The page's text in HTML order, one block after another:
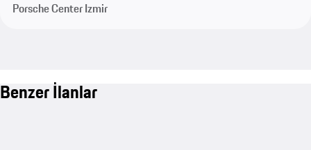
Porsche Center Izmir
Benzer İlanlar